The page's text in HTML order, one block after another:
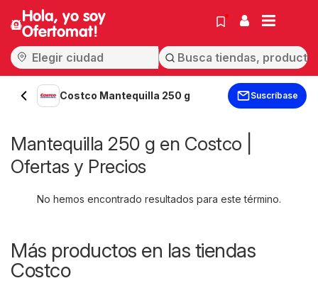
Hola, yo soy
Ofertomat!
Costco Mantequilla 250 g Suscríbase
Mantequilla 250 g en Costco |
Ofertas y Precios
No hemos encontrado resultados para este término.
Más productos en las tiendas
Costco